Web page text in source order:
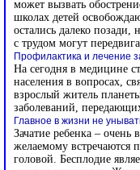
может вызвать
школах детей
остались далеко позади,
с трудом могут
Профилактика и лечение
На сегодня в медицине
населения в вопросах,
взрослый житель
заболеваний,
Главное в жизни не
Зачатие ребенка –
желаемому встречаются
головой. Бесплодие